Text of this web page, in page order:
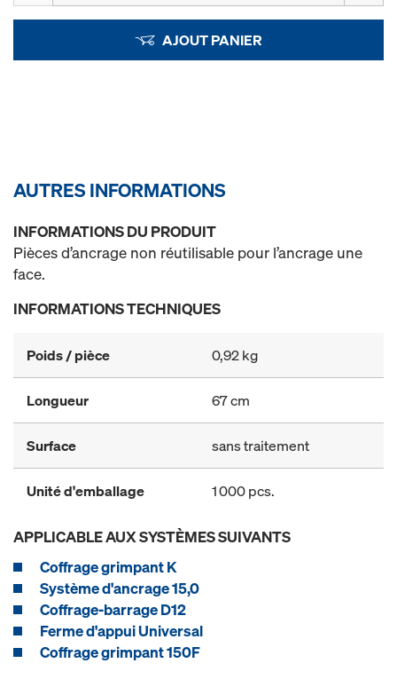
AJOUT PANIER
AUTRES INFORMATIONS
INFORMATIONS DU PRODUIT
Pièces d’ancrage non réutilisable pour l’ancrage une
face.
INFORMATIONS TECHNIQUES
Poids / pièce 0,92 kg
Longueur 67 cm
Surface sans traitement
Unité d'emballage 1 000 pcs.
APPLICABLE AUX SYSTÈMES SUIVANTS
Coffrage grimpant K
Système d'ancrage 15,0
Coffrage-barrage D12
Ferme d'appui Universal
Coffrage grimpant 150F